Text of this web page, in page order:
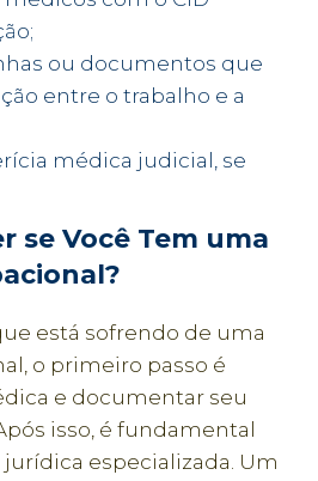
ou documentos que
entre o trabalho e a
médica judicial, se
se Você Tem uma
está sofrendo de uma
o primeiro passo é
e documentar seu
isso, é fundamental
especializada. Um